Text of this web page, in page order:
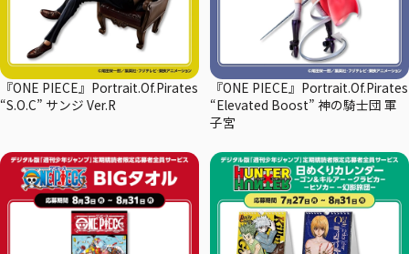
『ONE PIECE』Portrait.Of.Pirates
“S.O.C” サンジ Ver.R
『ONE PIECE』Portrait.Of.Pirates
“Elevated Boost” 神の騎士団 軍
子宮